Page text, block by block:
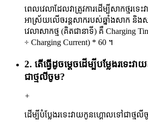
ពេលវេលាដែលវាត្រូវការដើម្បីសាកថ្មរទ
អាស្រ័យលើចរន្តសាករបស់ឆ្នាំងសាក និងស
វេលាសាកថ្ម (គិតជានាទី) គឺ Charging
÷ Charging Current) * 60 ។
2. តើធ្វើដូចម្តេចដើម្បីបម្លែងរទេ
ជាថ្មលីចូម?
+
ដើម្បីបំប្លែងរទេះវាយកូនហ្គោលទៅជាថ្មលី